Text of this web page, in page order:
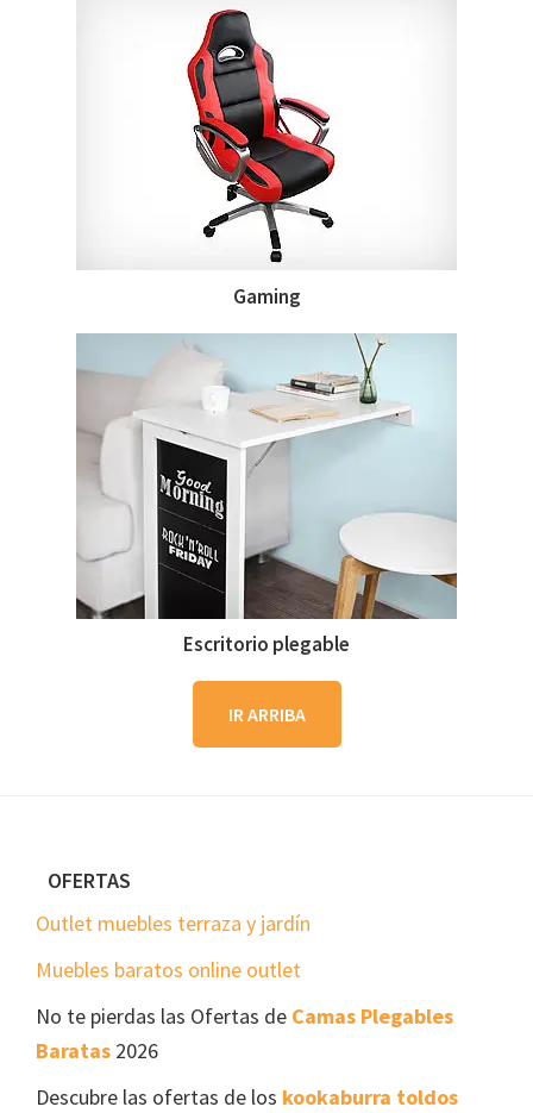
Gaming
Escritorio plegable
IR ARRIBA
FooterOFERTAS
Outlet muebles terraza y jardín
Muebles baratos online outlet
No te pierdas las Ofertas de Camas Plegables
Baratas 2026
Descubre las ofertas de los kookaburra toldos